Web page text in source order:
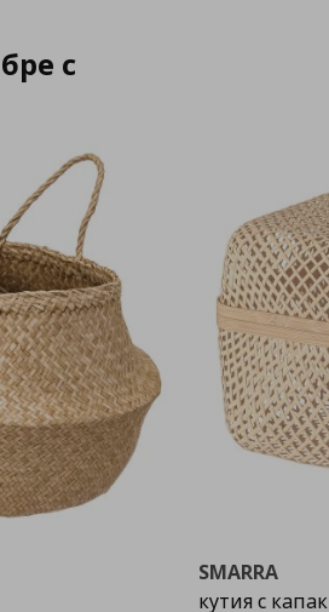
с
SMARRA
кутия с капак